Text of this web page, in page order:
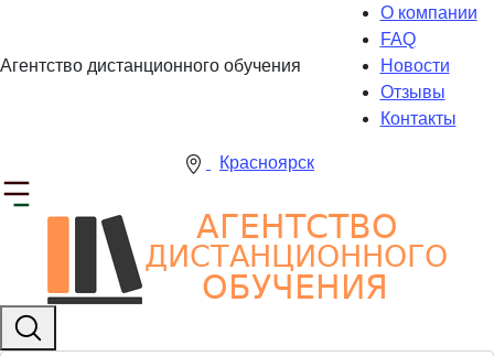
Агентство дистанционного обучения
О компании
FAQ
Новости
Отзывы
Контакты
Красноярск